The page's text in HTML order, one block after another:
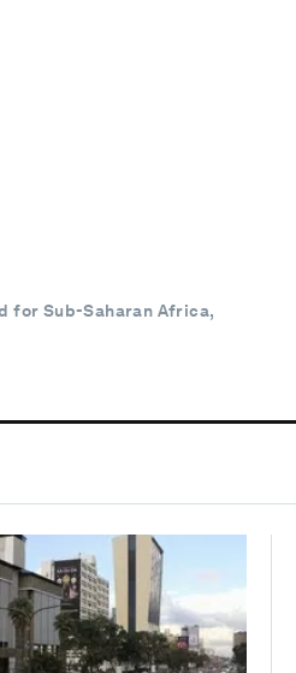
for Sub-Saharan Africa,